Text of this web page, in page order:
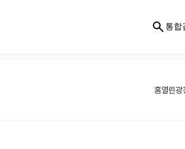
통합
홈열린광